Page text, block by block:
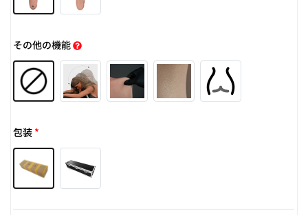
その他の機能
包装 *